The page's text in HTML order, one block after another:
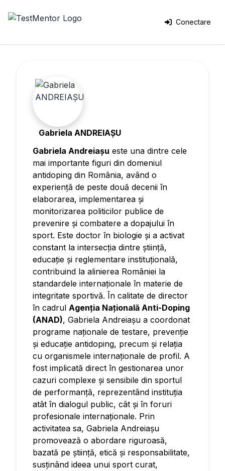
Conectare
Gabriela ANDREIAȘU
Gabriela Andreiașu este una dintre cele
mai importante figuri din domeniul
antidoping din România, având o
experiență de peste două decenii în
elaborarea, implementarea și
monitorizarea politicilor publice de
prevenire și combatere a dopajului în
sport. Este doctor în biologie și a activat
constant la intersecția dintre știință,
educație și reglementare instituțională,
contribuind la alinierea României la
standardele internaționale în materie de
integritate sportivă. În calitate de director
în cadrul Agenția Națională Anti-Doping
(ANAD), Gabriela Andreiașu a coordonat
programe naționale de testare, prevenție
și educație antidoping, precum și relația
cu organismele internaționale de profil. A
fost implicată direct în gestionarea unor
cazuri complexe și sensibile din sportul
de performanță, reprezentând instituția
atât în dialogul public, cât și în foruri
profesionale internaționale. Prin
activitatea sa, Gabriela Andreiașu
promovează o abordare riguroasă,
bazată pe știință, etică și responsabilitate,
susținând ideea unui sport curat,